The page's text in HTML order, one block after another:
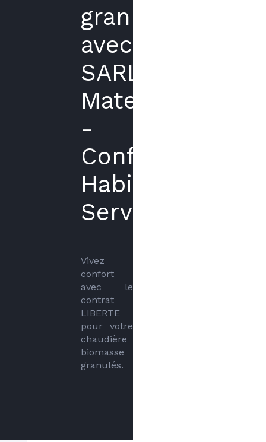
granulés
avec
SARL
Matecki
-
Confort
Habitat
Services
Vivez
confort
avec le
contrat
LIBERTE
pour votre
chaudière
biomasse
granulés.